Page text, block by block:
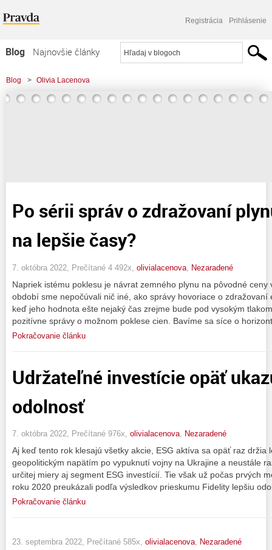
Registrácia Prihlásenie
Blog
Najnovšie články
Najčítanejšie články
Najkomentovanejšie články
Blog > Olivia Lacenova
Po sérii správ o zdražovaní
na lepšie časy?
7. októbra 2022, Prečítané 4 492x, olivialacenova Nezaradené
Napriek istému poklesu je návrat zemného plynu na pôvodné
období sme nepočúvali nič iné, ako správy hovoriace o
keď jeho hodnota ešte nejaký čas zrejme bude pod vysokým
pozitívne správy o možnom poklese cien. Bavíme sa síce o
Pokračovanie článku
Udržateľné investície opäť
odolnosť
7. októbra 2022, Prečítané 976x, olivialacenova, Nezaradené
Aj keď tento rok klesajú všetky akcie, ESG aktíva sa opäť raz držia
geopolitickým napätím po vypuknutí vojny na Ukrajine a neustále
určitej miery aj segment ESG investícií. Tie však už počas prvých
roku 2020 preukázali podľa výsledkov prieskumu Fidelity lepšiu
Pokračovanie článku
23. septembra 2022, Prečítané 585x, olivialacenova Nezaradené